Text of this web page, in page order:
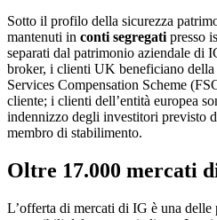
Sotto il profilo della sicurezza
mantenuti in conti segregatipresso
separati dal patrimonio aziendale di
broker, i clienti UK beneficiano
Services Compensation Scheme
cliente; i clienti dell’entità europea
indennizzo degli investitori previsto
membro di stabilimento.
Oltre 17.000 mercati
L’offerta di mercati di IG è una